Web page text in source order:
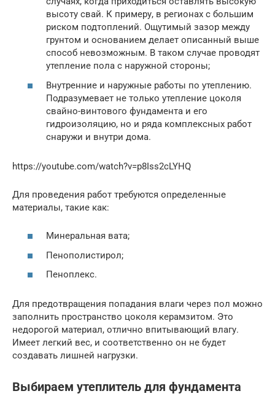
высоту свай. К примеру, в регионах с большим
риском подтоплений. Ощутимый зазор между
грунтом и основанием делает описанный выше
способ невозможным. В таком случае проводят
утепление пола с наружной стороны;
Внутренние и наружные работы по утеплению.
Подразумевает не только утепление цоколя
свайно-винтового фундамента и его
гидроизоляцию, но и ряда комплексных работ
снаружи и внутри дома.
https://youtube.com/watch?v=p8Iss2cLYHQ
Для проведения работ требуются определенные
материалы, такие как:
Минеральная вата;
Пенополистирол;
Пеноплекс.
Для предотвращения попадания влаги через пол можно
заполнить пространство цоколя керамзитом. Это
недорогой материал, отлично впитывающий влагу.
Имеет легкий вес, и соответственно он не будет
создавать лишней нагрузки.
Выбираем утеплитель для фундамента